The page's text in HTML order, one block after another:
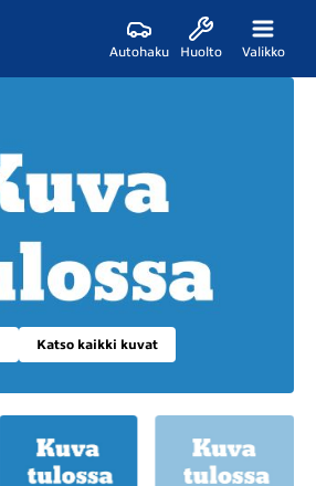
Autohaku Huolto Valikko
Katso kaikki kuvat